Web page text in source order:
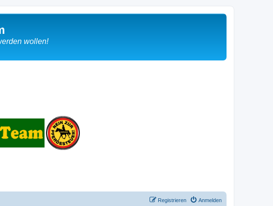
wollen!
Anmelden
Registrieren